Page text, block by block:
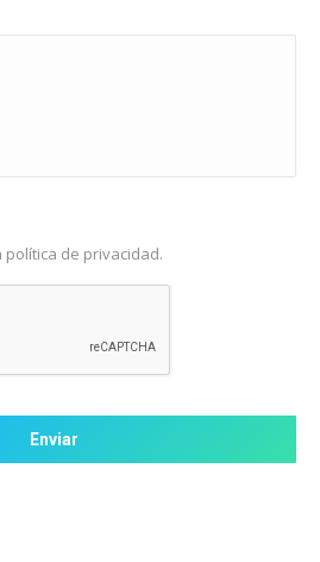
política de privacidad.